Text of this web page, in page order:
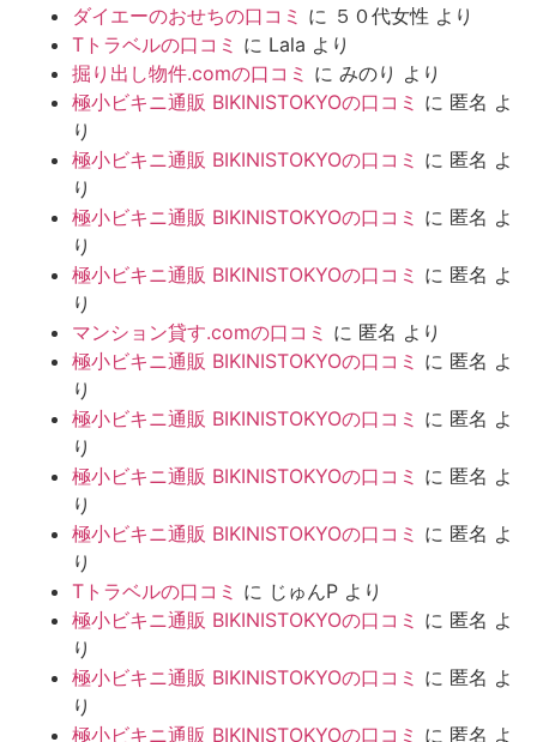
ダイエーのおせちの口コミ に ５０代女性 より
Tトラベルの口コミ に Lala より
掘り出し物件.comの口コミ に みのり より
極小ビキニ通販 BIKINISTOKYOの口コミ に 匿名 よ
り
極小ビキニ通販 BIKINISTOKYOの口コミ に 匿名 よ
り
極小ビキニ通販 BIKINISTOKYOの口コミ に 匿名 よ
り
極小ビキニ通販 BIKINISTOKYOの口コミ に 匿名 よ
り
マンション貸す.comの口コミ に 匿名 より
極小ビキニ通販 BIKINISTOKYOの口コミ に 匿名 よ
り
極小ビキニ通販 BIKINISTOKYOの口コミ に 匿名 よ
り
極小ビキニ通販 BIKINISTOKYOの口コミ に 匿名 よ
り
極小ビキニ通販 BIKINISTOKYOの口コミ に 匿名 よ
り
Tトラベルの口コミ に じゅんP より
極小ビキニ通販 BIKINISTOKYOの口コミ に 匿名 よ
り
極小ビキニ通販 BIKINISTOKYOの口コミ に 匿名 よ
り
極小ビキニ通販 BIKINISTOKYOの口コミ に 匿名 よ